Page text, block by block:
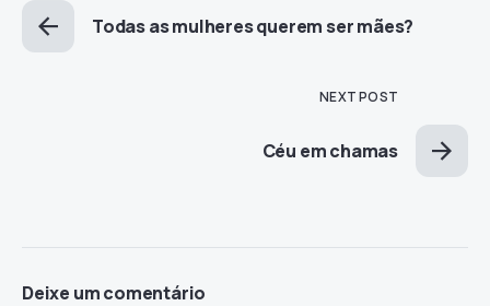
Todas as mulheres querem ser mães?
NEXT POST
Céu em chamas
Deixe um comentário